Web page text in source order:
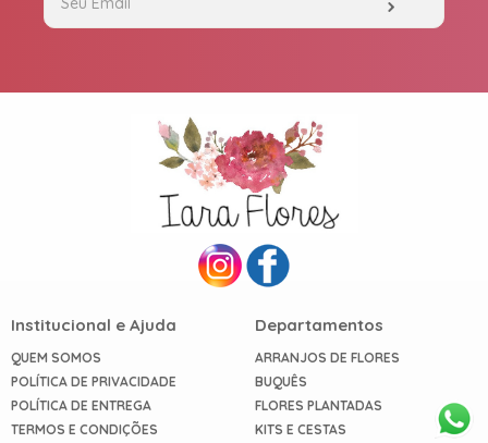
Institucional e Ajuda
QUEM SOMOS
POLÍTICA DE PRIVACIDADE
POLÍTICA DE ENTREGA
TERMOS E CONDIÇÕES
Departamentos
ARRANJOS DE FLORES
BUQUÊS
FLORES PLANTADAS
KITS E CESTAS